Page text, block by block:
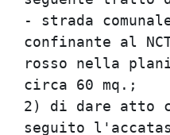
- strada
confinante al
rosso nella
2) di dare
seguito